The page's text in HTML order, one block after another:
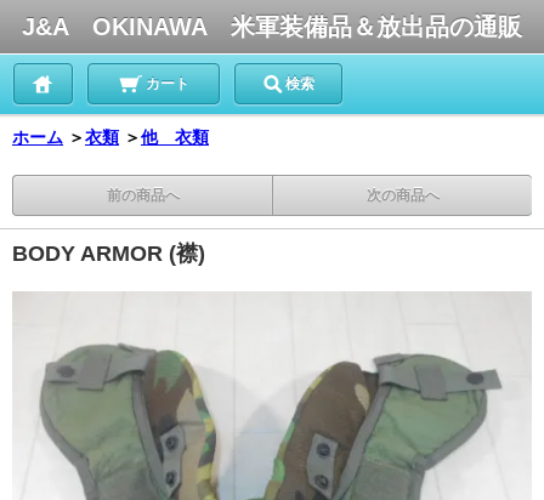
J&A OKINAWA 米軍装備品＆放出品の通販
カート 検索
ホーム ＞衣類 ＞他 衣類
前の商品へ 次の商品へ
BODY ARMOR (襟)